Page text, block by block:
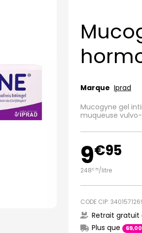
Marque Iprad
Mucogyne gel
muqueuse
9€95
248€75/litre
CODE CIP:
Retrait gratuit
Plus que
69,00